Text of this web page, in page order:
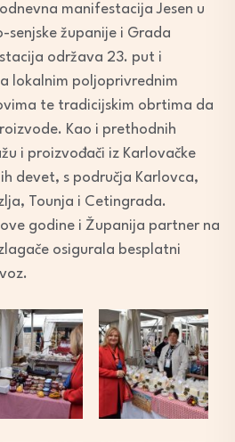
manifestacija Jesen u
senjske županije i Grada
održava 23. put i
lokalnim poljoprivrednim
te tradicijskim obrtima da
Kao i prethodnih
i proizvođači iz Karlovačke
devet, s područja Karlovca,
Tounja i Cetingrada.
godine i Županija partner na
osigurala besplatni